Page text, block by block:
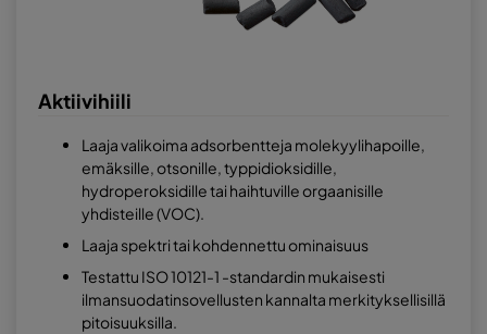
Aktiivihiili
Laaja valikoima adsorbentteja molekyylihapoille,
emäksille, otsonille, typpidioksidille,
hydroperoksidille tai haihtuville orgaanisille
yhdisteille (VOC).
Laaja spektri tai kohdennettu ominaisuus
Testattu ISO 10121-1 -standardin mukaisesti
ilmansuodatinsovellusten kannalta merkityksellisillä
pitoisuuksilla.